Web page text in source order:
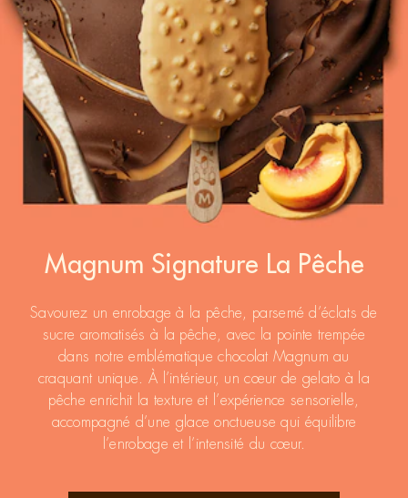
Magnum Signature La Pêche
Savourez un enrobage à la pêche, parsemé d’éclats de
sucre aromatisés à la pêche, avec la pointe trempée
dans notre emblématique chocolat Magnum au
craquant unique. À l’intérieur, un cœur de gelato à la
pêche enrichit la texture et l’expérience sensorielle,
accompagné d’une glace onctueuse qui équilibre
l’enrobage et l’intensité du cœur.